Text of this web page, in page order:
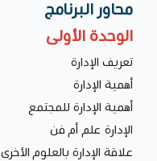
محاور البرنامج
الوحدة الأولى
تعريف الإدارة
أهمية الإدارة
أهمية الإدارة للمجتمع
الإدارة علم أم فن
علاقة الإدارة بالعلوم الأخرى